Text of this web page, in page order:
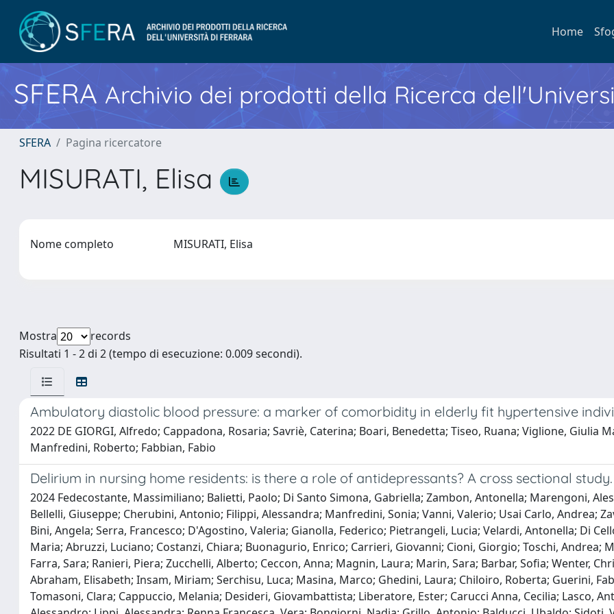
Home
SFERA Archivio dei prodotti della Ricerca
SFERA Pagina ricercatore
MISURATI, Elisa
Nome completo MISURATI, Elisa
Mostra
records
Risultati 1 - 2 di 2 (tempo di esecuzione: 0.009 secondi).
Ambulatory diastolic blood pressure: a marker of comorbidity in elderly fit hypertensive
2022 DE GIORGI, Alfredo; Cappadona, Rosaria; Savriè, Caterina; Boari, Benedetta; Tiseo, Ruana; Viglione, Giulia
Manfredini, Roberto; Fabbian, Fabio
Delirium in nursing home residents: is there a role of antidepressants? A cross sectional study.
2024 Fedecostante, Massimiliano; Balietti, Paolo; Di Santo Simona, Gabriella; Zambon, Antonella; Marengoni, Alessandra; Morandi, Alessandro; Beccacece, Alessia; Bellelli, Giuseppe; Cherubini, Antonio; Filippi, Alessandra; Manfredini, Sonia; Vanni, Valerio; Usai Carlo, Andrea; Zavarise, Gianmaria; Prete, Mauro; Imperoli, Giuseppe; Bini, Angela; Serra, Francesco; D'Agostino, Valeria; Gianolla, Federico; Pietrangeli, Lucia; Velardi, Antonella; Di Cello, Elisabetta; Rosati, Cristina; Casali, Nadia; Sessa, Maria; Abruzzi, Luciano; Costanzi, Chiara; Buonagurio, Enrico; Carrieri, Giovanni; Cioni, Giorgio; Toschi, Andrea; Metra, Marco; Ceraso, Anna; Ciccarelli, Michele; Dal Farra, Sara; Ranieri, Piera; Zucchelli, Alberto; Ceccon, Anna; Magnin, Laura; Marin, Sara; Barbar, Sofia; Wenter, Christian; Ruffini, Ingrid; Kirchlechner, Christine; Abraham, Elisabeth; Insam, Miriam; Serchisu, Luca; Masina, Marco; Ghedini, Laura; Chiloiro, Roberta; Guerini, Fabio; Tambara, Elena; Rota, Carla; Gottardi, Federica; Tomasoni, Clara; Cappuccio, Melania; Desideri, Giovambattista; Liberatore, Ester; Carucci Anna, Cecilia; Lasco, Antonino; Basile, Giorgio; Tovaglieri, Maurizio; Filippi, Alessandro; Lippi, Alessandra; Renna Francesca, Vera; Bongiorni, Nadia; Grillo, Antonio; Balducci, Ubaldo; Sidoti, Vincenzo; Montanari, Stefano; Fontanini, Fulvio; Mombelloni, Paolo; Formilan, Marino; Murelli, Teodolindo; Busonera, Flavio; Albanese, Paolo; Maselli, Monica; Bolzetta, Francesco; Fabris Roberto., Poli Maurizio; Ilenia, Mascherona; Migone De Amicis, Margherita; Mancarella, Marta; Maira, Diletta; Bonino, Paolo; Vezzadini, Giuliana; Durante-Mangoni, Emanuele; Testoni, Michela; Di Stefano, Fabio; Seccia, Loredana; Morabito, Daniela; Sonzini, Valeria; Fabiano, Maria; Amodio, Piero; Cagnin, Marco; Di Giorgio, Annabella; De Cosmo, Salvatore; Paolucci, Stefano; Venturiero, Vincenzo; Resta, Gianluca; Lovati, Roberto; Lo Castro, Marika; Mauro, Flavia; Medici, Francesco; Zappa, Paolo; Giovinazzo, Francesca; Peluso, Lenino; Tarsitano, Andrea; Bonini, Giampaolo; Girardello, Renzo; Minervini, Sergio; Boni, Morena; Vitali, Mariagrazia; Nicosia, Franco; Barbagallo, Giuseppe; Limone, Giuseppe; Pizzoni, Marina; De Colle, Paolo; Scarpa, Cristina; De Luca Giuseppe, Massimiliano; Laganà, Valentina; Frattola, Alessandra; Orlandini, Francesco; La Regina, Micaela; Addesi, Desirée; Filippo, Mirella; Filice, Marco; Bo, Mario; Porrino, Paola; Bottignole, Giuliana; Tibaldi, Michela; Coppo, Eleonora; Filomena, Padulo; Suardi Teresa, Maria; Mazzone, Andrea; Riva, Emanuela; Margheriti, Cristina; Rolano, Dario; Moscatelli, Giancarla; Radaelli, Guido; Montini, Elena; Azzini, Margherita; Marco, Cazzadori; Francesca, Marino; Elisa, Nesta; Chiara, Tobaldini; Valeria, Mastroeni; Paolo, Bertassello; Helena, Santana; Di Francesco, Vincenzo; Pellizzari, Luca; Fontana, Giorgia; Prete, Cosimo; Novello, Marileda; Bramuzzo, Igor; Bertin, Nicole; Rinaldo, Elena; Ivaldi, Claudio; Bennati, Ettore; Russo, Anna; Pino, Elisabetta; Benedetti, Claudia; Pascale, Claudio; Bosio, Angelo; Cerrato, Flavio; Bardelli, Benedetta; Rizzi, Barbara; Montagna, Francesca; Vitali, Silvia; Cutaia, Chiara; Baca, Oliver; Porta, Massimo; De Feo, Martina; Vertolli, Paola; Salvati, Lia; Cinotti, Sandro; De Santis, Valentina; Biferi, Erminia; Cheli, Paola; Rebizzo, Romina; Minisola, Salvatore; Colangelo, Luciano; Abete, Pasquale; Liguori, Ilaria; Curcio, Francesco; Spassini, Guglielmo; Engheben, Marco; Rotunno, Sara; Arosio, Paola; Angelini, Claudio; Reggiani, Francesco; Cappelli, Alessandro; Ranani, Paola; Scarpa, Alberto; Zara, Daniela; Bertozzo, Giulia; Granziera, Serena; Barazzuol, Michele; Cesarini, Simonetta; Cerini, Antonella; Uomo, Generoso; Gallucci, Fernando; Pala, Marco; Gallerani, Massimo; Ceschia, Giuliano; Serra, Emanuela; Sola, Mariolina; Delitala, Alessandro; Pes, Chiara; Pizzardini, Maddalena; Stievano, Laura; Lobianco, Giulia; Bonanni, Laura; Barbone, Filomena; Battuello, Antonella; Pintore, Giulia; Di Bari, Mauro; Barghini, Eleonora; Paoli, Martina; Fiordelli, Irene; Ettorre, Evaristo; Carmellini, Cinzia; Servello, Adriana; Grassi, Alessandro; Caltagirone, Carlo; Franchini, Flaminia; Ratto, Federica; Pavoni, Beatrice; Toniolo, Sofia; Bisagni, Pietro; Masini, Roberto; Carrabetta, Salvatore; Giardini, Sante; Rossi, Andrea; Rubele, Sofia; Sant, Selena; Grimaldi, William; Porta, Alessandra; Chiesa, Roberto; Guerzoni Valentina., Morselli Linda; Venturelli, Francesca; Adriano, Tarozzi; Vignati, Marco; Clerici, Danila; Rosa, Fabio; Maria Pia, Bandirali; Cattaneo, Nicoletta; Boffi, Laura; Sgrò, Giovanni; Nicolazzo, Rossella; Tosoni, Paolo; Terranova, Luciano; Giani, Alessandro; Davoli Maria, Luisa; Monica, Casella; Raffaella, Prampolini; Avalli, Leonello; Scanziani, Margherita; De Notariis, Stefania; Dal Santo, Pierluigi; Rossi, Laura; Tezza, Fabiana; Cervati, Giovanna; Andriolli, Antonino; Catalano, Felice; Burattin, Giuseppe; Fogli, Danilo; Di Bella, Giovanna; Landi, Francesco; Salini, Sara; Borelli, Beneamino; Castagna, Alberto; Gareri, Pietro; Ruberto, Carmen; Serrati, Carlo; Pretta, Stefano; Faverio, Paola; Brunetti Maria, Angela; De Filippi, Francesco; Bertoletti, Erik; Cappa, Giorgetta; Galvagno, Giovanni; Cena, Paola; Bruno, Gerardo; Raspo, Silvio; Semeraro, Letizia; Simone, Famularo; Grasso Maria, Grazia; Troisi, Elio; Barra, Davide; Pedrotti, Sabrina; Rizzo Maria, Rosaria; Dalise Anna, Maria; Prestano, Raffaele; Calogero, Pietro; Corvalli, Giulia; Colombo, Mauro; Marelli, Eleonora; Procino, Giuseppe; Tararà, Rosaria; Palmieri Vincenzo, Ostilio; Palasciano, Giuseppe; Belfiore, Anna; Portincasa, Piero; Bologna, Carolina; Ciarambino, Tiziana; Saitta, Antonino; Corica, Francesco; Prestipino Giarritta, Valeria; Larosa, Daniela; Magnani, Giuseppe; Caso, Francesca; Cecchetti, Giordano; Santangelo, Roberto; Guerini, Stefano; Giampaolo, Bonini; Turelli, Paola; Pazzaglia, Ugo; Marinangeli Luigi, (Direttore); Lorico, Fabio; Bazzano, Salvatore; Cucinotta, Domenico; Basile, Giorgio; Menculini, Giuseppe; Gelosa, Giorgio; Teresa Viviana, Ambrogio; Piras, Valentina; Andrea, Ciricugno; Bollari, Alessandra; Caser, Luciano; Caramello, Elisa; Rosso, Giorgia; Sandigliano, Franca; Magliola, Renata; Milanesio, Deborah; Fantó, Fausto; Isaia, Gianluca; Guerini, Valeria; Cappuccio, Melania; Coen, Daniele; Sgrò, Giovanni; Pugliese, Michela; Iozzo Cosima, Rosaria; Dimori, Sergio; Boschi, Federica; Tamburini, Erika; Benati, Giuseppe; Padovani, Alessandro; Rozzini, Luca; Ceraso, Anna; Caratozzolo, Salvatore; Muzzulini Carlo, Lorenzo; Fogliacco, Paolo; Turla, Marinella; Cotelli Maria, Sofia; Bianchi, Marta; Arena Maria, Grazia; Sacchelli, Cristina; Ciaccio, Antonio; Pontecorvi, Valerio; Burti, Cesare; Filippi, Alessandra; Colombo, Enrico; Renna Francesca, Vera; Leone, Giuseppe; Ponzetto Maria Lunardelli Maria, Lia; Martini, Emilio; Macchiarulo, Maria; Ferrari,